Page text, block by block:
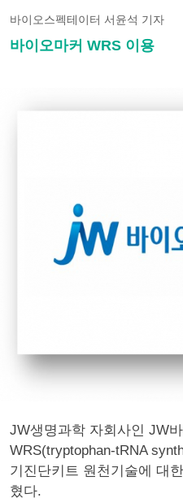
바이오스펙테이터 서윤석 기자
바이오마커 WRS 이용
JW생명과학 자회사인 JW
WRS(tryptophan-tRNA
기진단키트 원천기술에 대
혔다.